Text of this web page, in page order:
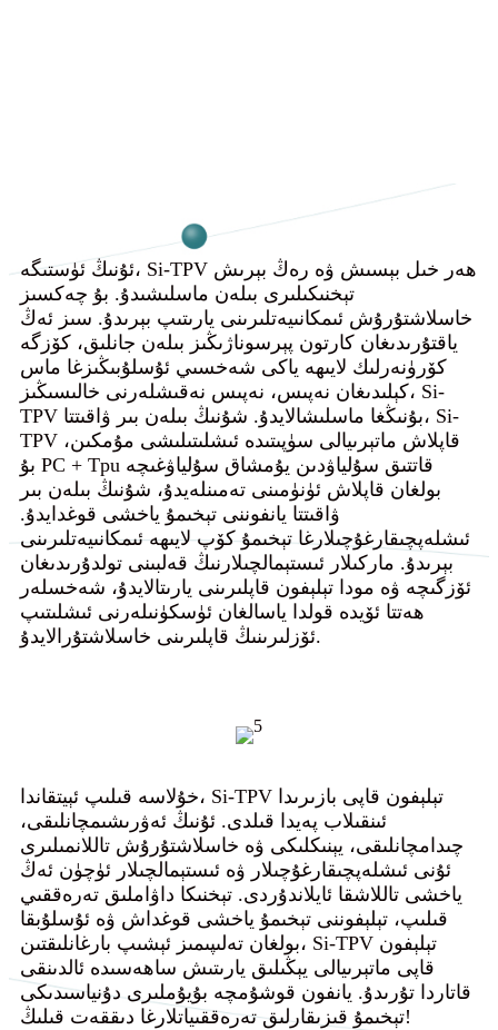
ئۇنىڭ ئۈستىگە، Si-TPV ھەر خىل بېسىش ۋە رەڭ بېرىش
تېخنىكىلىرى بىلەن ماسلىشىدۇ. بۇ چەكسىز
خاسلاشتۇرۇش ئىمكانىيەتلىرىنى يارىتىپ بېرىدۇ. سىز ئەڭ
ياقتۇرىدىغان كارتون پېرسوناژىڭىز بىلەن جانلىق، كۆزگە
كۆرۈنەرلىك لايىھە ياكى شەخسىي ئۇسلۇبىڭىزغا ماس
كېلىدىغان نەپىس، نەپىس نەقىشلەرنى خالىسىڭىز، Si-
TPV بۇنىڭغا ماسلىشالايدۇ. شۇنىڭ بىلەن بىر ۋاقىتتا، Si-
TPV قاپلاش ماتېرىيالى سۈپىتىدە ئىشلىتىلىشى مۇمكىن،
بۇ PC + Tpu قاتتىق سۇلياۋدىن يۇمشاق سۇلياۋغىچە
بولغان قاپلاش ئۈنۈمىنى تەمىنلەيدۇ، شۇنىڭ بىلەن بىر
ۋاقىتتا يانفوننى تېخىمۇ ياخشى قوغدايدۇ.
ئىشلەپچىقارغۇچىلارغا تېخىمۇ كۆپ لايىھە ئىمكانىيەتلىرىنى
بېرىدۇ. ماركىلار ئىستېمالچىلارنىڭ قەلبىنى تولدۇرىدىغان
ئۆزگىچە ۋە مودا تېلېفون قاپلىرىنى يارىتالايدۇ، شەخسلەر
ھەتتا ئۆيدە قولدا ياسالغان ئۈسكۈنىلەرنى ئىشلىتىپ
ئۆزلىرىنىڭ قاپلىرىنى خاسلاشتۇرالايدۇ.
خۇلاسە قىلىپ ئېيتقاندا، Si-TPV تېلېفون قاپى بازىرىدا
ئىنقىلاب پەيدا قىلدى. ئۇنىڭ ئەۋرىشىمچانلىقى،
چىدامچانلىقى، يېنىكلىكى ۋە خاسلاشتۇرۇش تاللانمىلىرى
ئۇنى ئىشلەپچىقارغۇچىلار ۋە ئىستېمالچىلار ئۈچۈن ئەڭ
ياخشى تاللاشقا ئايلاندۇردى. تېخنىكا داۋاملىق تەرەققىي
قىلىپ، تېلېفوننى تېخىمۇ ياخشى قوغداش ۋە ئۇسلۇبقا
بولغان تەلىپىمىز ئېشىپ بارغانلىقتىن، Si-TPV تېلېفون
قاپى ماتېرىيالى يېڭىلىق يارىتىش ساھەسىدە ئالدىنقى
قاتاردا تۇرىدۇ. يانفون قوشۇمچە بۇيۇملىرى دۇنياسىدىكى
تېخىمۇ قىزىقارلىق تەرەققىياتلارغا دىققەت قىلىڭ!